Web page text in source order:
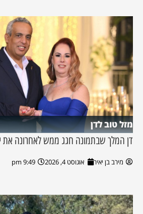
מזל טוב לדן
דן המלך שבתמונה חגג ממש לאחרונה את
מירב בן יאיר אוגוסט 4, 2026 9:49 pm